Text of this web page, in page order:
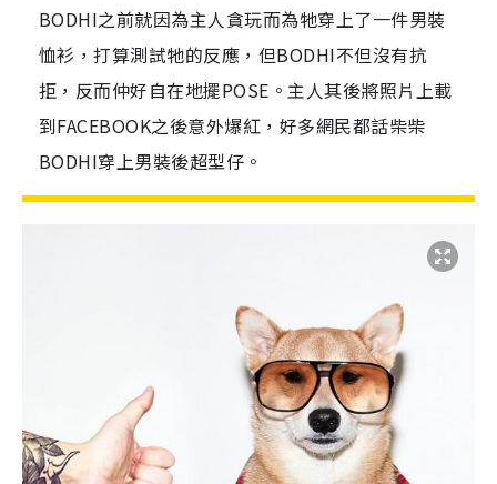
BODHI之前就因為主人貪玩而為牠穿上了一件男裝
恤衫，打算測試牠的反應，但BODHI不但沒有抗
拒，反而仲好自在地擺POSE。主人其後將照片上載
到FACEBOOK之後意外爆紅，好多網民都話柴柴
BODHI穿上男裝後超型仔。